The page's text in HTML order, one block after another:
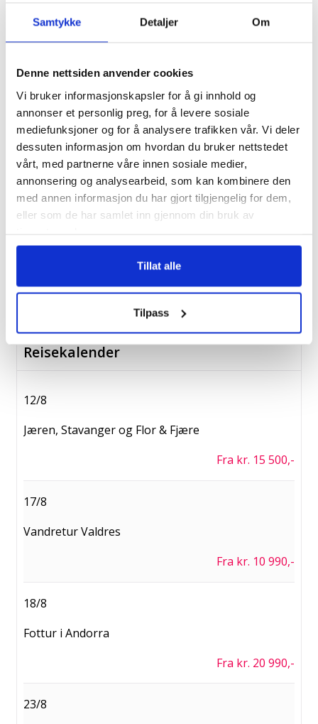
Samtykke Detaljer Om
Denne nettsiden anvender cookies
Vi bruker informasjonskapsler for å gi innhold og
annonser et personlig preg, for å levere sosiale
mediefunksjoner og for å analysere trafikken vår. Vi deler
dessuten informasjon om hvordan du bruker nettstedet
vårt, med partnerne våre innen sosiale medier,
annonsering og analysearbeid, som kan kombinere den
med annen informasjon du har gjort tilgjengelig for dem,
eller som de har samlet inn gjennom din bruk av
Tillat alle
Tilpass
Elvecruise
Hvilke typer lugarer tilbyr dere?
Kan det forekomme endringer i den
oppsatte ruten?
Er det mye støy fra skipet?
Andre spørsmål?
Reisekalender
12/8
Jæren, Stavanger og Flor & Fjære
Fra kr. 15 500,-
17/8
Vandretur Valdres
Fra kr. 10 990,-
18/8
Fottur i Andorra
Fra kr. 20 990,-
23/8